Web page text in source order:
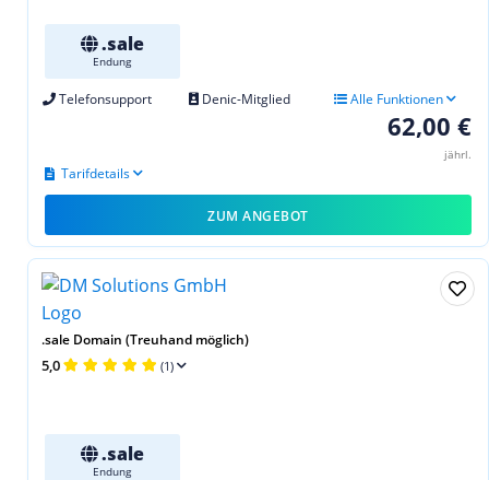
.sale
Endung
Telefonsupport Denic-Mitglied Alle Funktionen
62,00 €
jährl.
Tarifdetails
ZUM ANGEBOT
.sale Domain (Treuhand möglich)
5,0 (1)
.sale
Endung